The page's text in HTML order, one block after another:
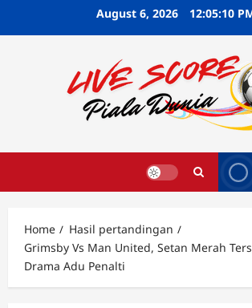
August 6, 2026 12:05:12
Home
Hasil pertandingan
Grimsby Vs Man United, Setan Merah
Drama Adu Penalti